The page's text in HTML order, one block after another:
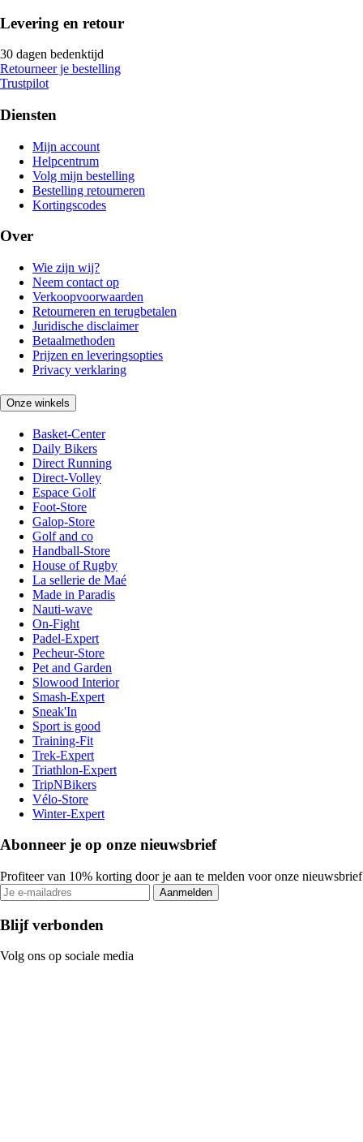
Levering en retour
30 dagen bedenktijd
Retourneer je bestelling
Trustpilot
Diensten
Mijn account
Helpcentrum
Volg mijn bestelling
Bestelling retourneren
Kortingscodes
Over
Wie zijn wij?
Neem contact op
Verkoopvoorwaarden
Retourneren en terugbetalen
Juridische disclaimer
Betaalmethoden
Prijzen en leveringsopties
Privacy verklaring
Onze winkels
Basket-Center
Daily Bikers
Direct Running
Direct-Volley
Espace Golf
Foot-Store
Galop-Store
Golf and co
Handball-Store
House of Rugby
La sellerie de Maé
Made in Paradis
Nauti-wave
On-Fight
Padel-Expert
Pecheur-Store
Pet and Garden
Slowood Interior
Smash-Expert
Sneak'In
Sport is good
Training-Fit
Trek-Expert
Triathlon-Expert
TripNBikers
Vélo-Store
Winter-Expert
Abonneer je op onze nieuwsbrief
Profiteer van 10% korting door je aan te melden voor onze nieuwsbrief
Aanmelden
Blijf verbonden
Volg ons op sociale media